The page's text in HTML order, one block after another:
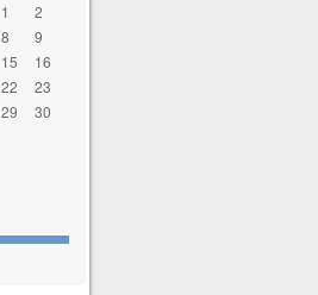
1
2
8
9
15
16
22
23
29
30